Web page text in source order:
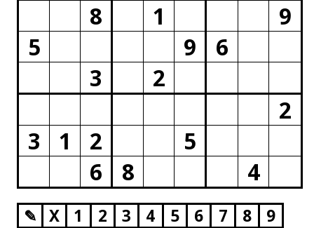
8
1
9
5
9
6
3
2
2
3
1 2
5
6
8 4
✎ X 1 2 3 4 5 6 7 8 9